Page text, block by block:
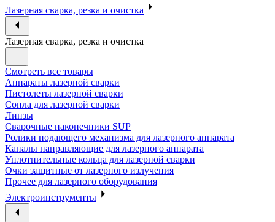
Лазерная сварка, резка и очистка
Лазерная сварка, резка и очистка
Смотреть все товары
Аппараты лазерной сварки
Пистолеты лазерной сварки
Сопла для лазерной сварки
Линзы
Сварочные наконечники SUP
Ролики подающего механизма для лазерного аппарата
Каналы направляющие для лазерного аппарата
Уплотнительные кольца для лазерной сварки
Очки защитные от лазерного излучения
Прочее для лазерного оборудования
Электроинструменты